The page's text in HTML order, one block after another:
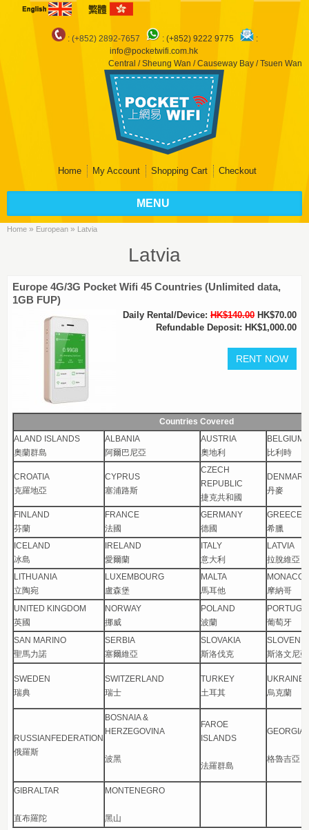
: (+852) 2892-7657 : (+852) 9222 9775
:
info@pocketwifi.com.hk
Central / Sheung Wan / Causeway Bay / Tsuen Wan
Home My Account Shopping Cart Checkout
MENU
Home » European » Latvia
Latvia
Europe 4G/3G Pocket Wifi 45 Countries (Unlimited data,
1GB FUP)
Daily Rental/Device: HK$140.00 HK$70.00
Refundable Deposit: HK$1,000.00
Countries Covered
ALAND ISLANDS
奧蘭群島
ALBANIA
阿爾巴尼亞
AUSTRIA
奧地利
BELGIUM
比利時
CROATIA
克羅地亞
CYPRUS
塞浦路斯
CZECH
REPUBLIC
捷克共和國
DENMARK
丹麥
FINLAND
芬蘭
FRANCE
法國
GERMANY
德國
GREECE
希臘
ICELAND
冰島
IRELAND
愛爾蘭
ITALY
意大利
LATVIA
拉脫維亞
LITHUANIA
立陶宛
LUXEMBOURG
盧森堡
MALTA
馬耳他
MONACO
摩納哥
UNITED KINGDOM
英國
NORWAY
挪威
POLAND
波蘭
葡萄牙
SAN MARINO
聖馬力諾
SERBIA
塞爾維亞
SLOVAKIA
斯洛伐克
SLOVENIA
斯洛文尼亞
SWEDEN
瑞典
SWITZERLAND
瑞士
TURKEY
土耳其
UKRAINE
烏克蘭
RUSSIANFEDERATION
俄羅斯
BOSNAIA &
HERZEGOVINA
波黑
FAROE
ISLANDS
法羅群島
GEORGIA
格魯吉亞
GIBRALTAR
直布羅陀
MONTENEGRO
黑山